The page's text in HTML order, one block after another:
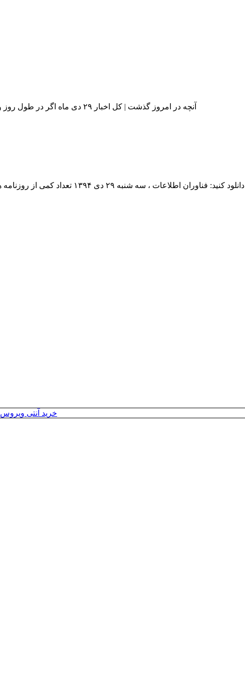
آنچه در امروز گذشت | کل اخبار ۲۹ دی ماه اگر در طول روز وقت نکرده‌اید اخبار دنیای تکنولوژی را که در تکفارس منتشر شده اند را دنبال کنید و از علاقه‌مندان
دانلود کنید: فناوران اطلاعات ، سه شنبه ۲۹ دی ۱۳۹۴ تعداد کمی از روزنامه های خبری تکنولوژی و آی تی در کشورمان هستند که هنوز به صورت مرتب و هر روزه منتشر شوند
خرید آنتی ویروس